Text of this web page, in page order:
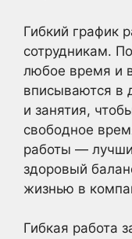
Гибкий график
сотрудникам.
любое время и
вписываются в
и занятия,
свободное
работы —
здоровый
жизнью в
Гибкая работа